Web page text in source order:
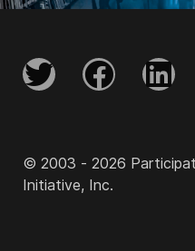
© 2003 - 2026
Initiative, Inc.